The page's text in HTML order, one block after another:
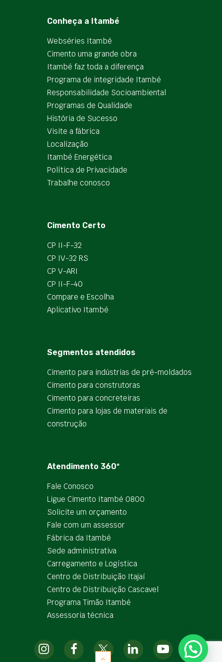
Conheça a Itambé
Webséries Itambé
Cimento uma grande obra
Itambé faz toda a diferença
Programa de integridade Itambé
Responsabilidade Socioambiental
Programas de Qualidade
História de Sucesso
Visite a fábrica
Localização
Itambé Energética
Política de Privacidade
Trabalhe conosco
Cimento Certo
CP II-F-32
CP IV-32 RS
CP V-ARI
CP II-F-40
Compare e Escolha
Aplicativo Itambé
Segmentos atendidos
Cimento para indústrias de pré-moldados
Cimento para construtoras
Cimento para concreteiras
Cimento para lojas de materiais de
construção
Atendimento 360º
Fale Conosco
Ligue Cimento Itambé 0800
Solicite um orçamento
Fale com um assessor
Fábrica da Itambé
Sede administrativa
Carregamento e Logística
Centro de Distribuição Itajaí
Centro de Distribuição Cascavel
Programa Timão Itambé
Assessoria técnica